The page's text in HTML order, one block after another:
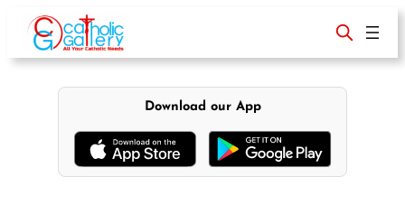
content
Download our App